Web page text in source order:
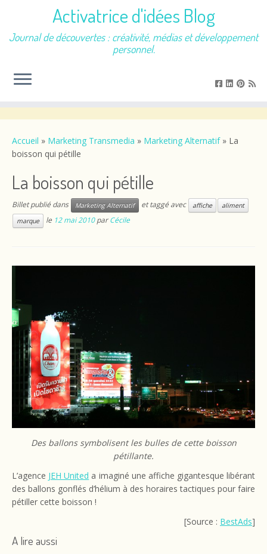
contenu
Activatrice d'idées Blog
Journal de découvertes : créativité, médias et développement
personnel.
Accueil » Marketing Transmedia » Marketing Alternatif » La
boisson qui pétille
La boisson qui pétille
Billet publié dans Marketing Alternatif et taggé avec affiche
aliment
marque
le 12 mai 2010 parCécile
Des ballons symbolisent les bulles de cette boisson
pétillante.
L’agence JEH United a imaginé une affiche gigantesque libérant
des ballons gonflés d’hélium à des horaires tactiques pour faire
pétiller cette boisson !
[Source : BestAds]
A lire aussi